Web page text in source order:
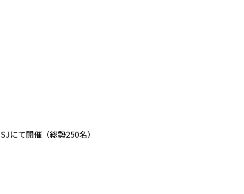
にて開催（総勢250名）